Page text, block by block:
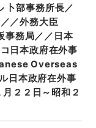
部事務所長／
／外務大臣
事務局／／日本
日本政府在外事
Overseas
日本政府在外事
２２日～昭和２